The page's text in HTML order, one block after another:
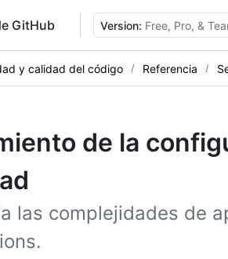
GitHub Version: Free, Pro, &
y calidad del código Referencia
de la
las complejidades de